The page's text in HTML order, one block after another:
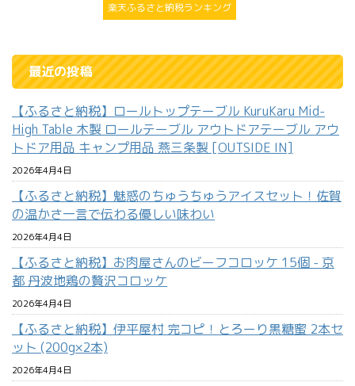
楽天ふるさと納税ランキング
最近の投稿
【ふるさと納税】ロールトップテーブル KuruKaru Mid-
High Table 木製 ロールテーブル アウトドアテーブル アウ
トドア用品 キャンプ用品 燕三条製 [OUTSIDE IN]
2026年4月4日
【ふるさと納税】魅惑のちゅうちゅうアイスセット！佐賀
の温かさ一言で伝わる優しい味わい
2026年4月4日
【ふるさと納税】お肉屋さんのビーフコロッケ 15個 - 京
都 丹波地鶏の贅沢コロッケ
2026年4月4日
【ふるさと納税】伊平屋村 完コピ！とろーり黒糖蜜 2本セ
ット (200g×2本)
2026年4月4日